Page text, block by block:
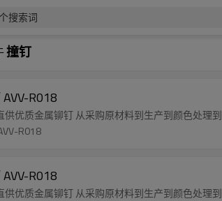
搜索词
撞钉
R018
供优质金属铆钉 从采购原材料到生产到颜色处理
R018
R018
供优质金属铆钉 从采购原材料到生产到颜色处理